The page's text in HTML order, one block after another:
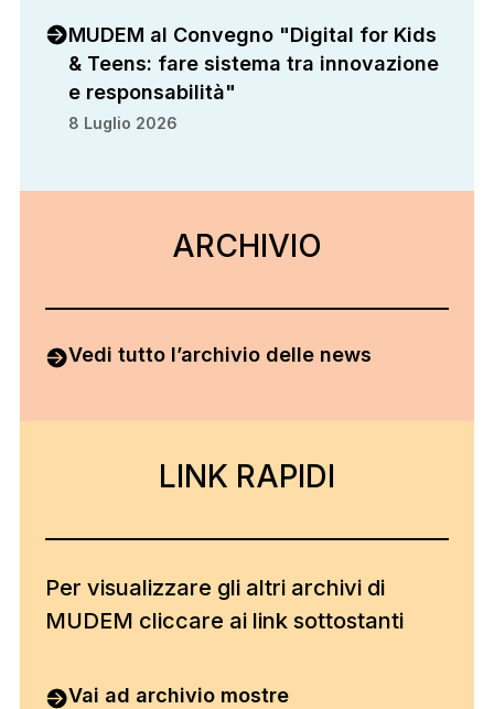
MUDEM al Convegno "Digital for Kids
& Teens: fare sistema tra innovazione
e responsabilità"
8 Luglio 2026
ARCHIVIOARCHIVIO
Vedi tutto l’archivio delle news
LINK RAPIDILINK RAPIDI
Per visualizzare gli altri archivi di
MUDEM cliccare ai link sottostanti
Vai ad archivio mostre